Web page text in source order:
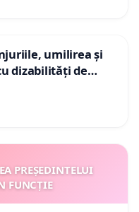
umilirea și
dizabilități de
PREȘEDINTELUI
FUNCȚIE